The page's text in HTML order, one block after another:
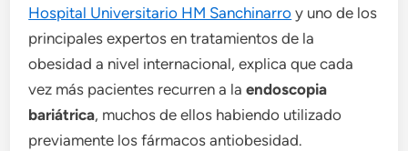
Hospital Universitario HM Sanchinarro y uno de los
principales expertos en tratamientos de la
obesidad a nivel internacional, explica que cada
vez más pacientes recurren a laendoscopia
bariátrica, muchos de ellos habiendo utilizado
previamente los fármacos antiobesidad.